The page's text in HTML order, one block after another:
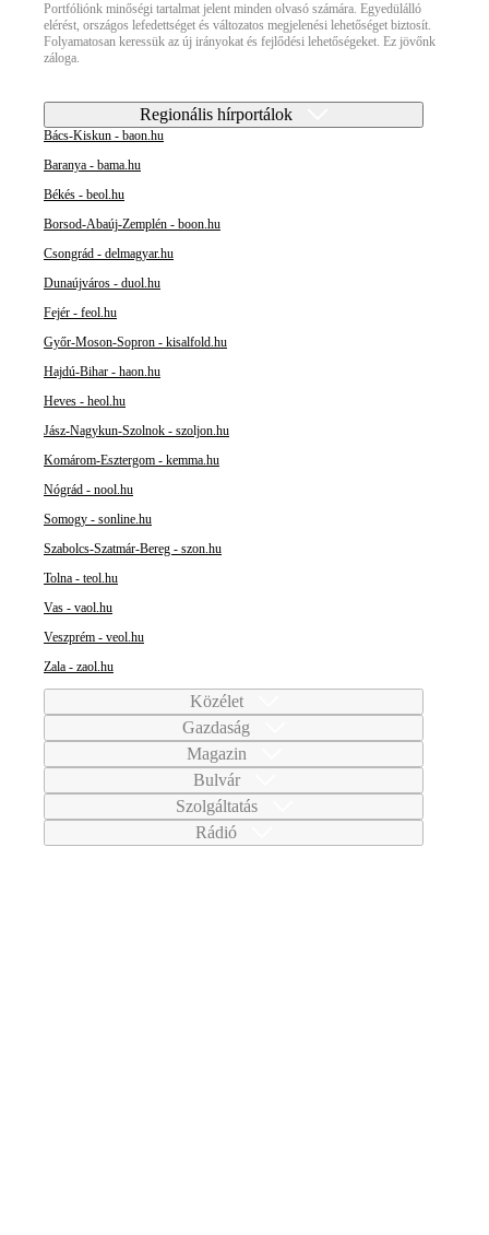
Portfóliónk minőségi tartalmat jelent minden olvasó számára. Egyedülálló
elérést, országos lefedettséget és változatos megjelenési lehetőséget biztosít.
Folyamatosan keressük az új irányokat és fejlődési lehetőségeket. Ez jövőnk
záloga.
Regionális hírportálok
Bács-Kiskun - baon.hu
Baranya - bama.hu
Békés - beol.hu
Borsod-Abaúj-Zemplén - boon.hu
Csongrád - delmagyar.hu
Dunaújváros - duol.hu
Fejér - feol.hu
Győr-Moson-Sopron - kisalfold.hu
Hajdú-Bihar - haon.hu
Heves - heol.hu
Jász-Nagykun-Szolnok - szoljon.hu
Komárom-Esztergom - kemma.hu
Nógrád - nool.hu
Somogy - sonline.hu
Szabolcs-Szatmár-Bereg - szon.hu
Tolna - teol.hu
Vas - vaol.hu
Veszprém - veol.hu
Zala - zaol.hu
Közélet
Gazdaság
Magazin
Bulvár
Szolgáltatás
Rádió